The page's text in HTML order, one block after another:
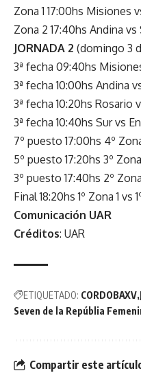
Zona 1 17:00hs Misiones
Zona 2 17:40hs Andina vs
JORNADA 2 (domingo 3
3ª fecha 09:40hs
3ª fecha 10:00hs Andina
3ª fecha 10:20hs Rosario
3ª fecha 10:40hs Sur vs
7º puesto 17:00hs 4º
5º puesto 17:20hs 3º
3º puesto 17:40hs 2º
Final 18:20hs 1º Zona 1 vs
Comunicación UAR
Créditos: UAR
ETIQUETADO: CORDOBAXV
Seven de la Repúblia
Compartir este